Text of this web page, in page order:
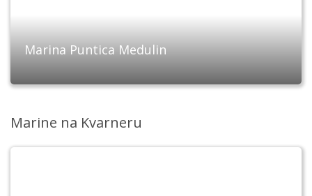
Marina Puntica Medulin
Marine na Kvarneru